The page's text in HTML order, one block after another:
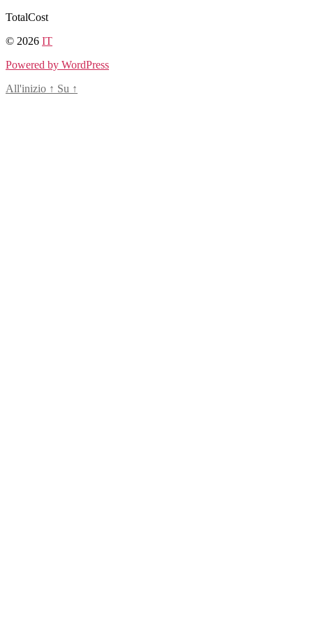
Salta
contenuto
TotalCost
© 2026 IT
Powered by WordPress
All'inizio ↑ Su ↑